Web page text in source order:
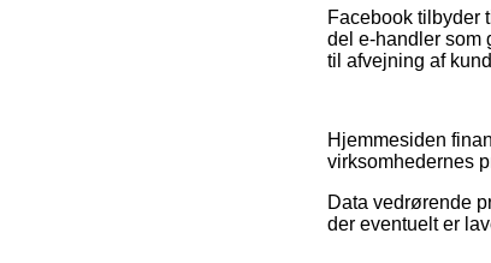
Facebook tilbyder
del e-handler som
til afvejning af
Hjemmesiden
virksomhedernes
Data vedrørende
der eventuelt er